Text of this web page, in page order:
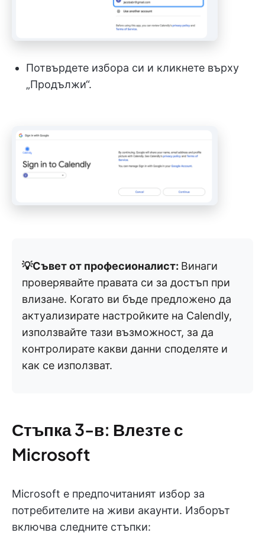
Потвърдете избора си и кликнете върху
„Продължи“.
💡Съвет от професионалист: Винаги
проверявайте правата си за достъп при
влизане. Когато ви бъде предложено да
актуализирате настройките на Calendly,
използвайте тази възможност, за да
контролирате какви данни споделяте и
как се използват.
Стъпка 3-в: Влезте с
Microsoft
Microsoft е предпочитаният избор за
потребителите на живи акаунти. Изборът
включва следните стъпки: